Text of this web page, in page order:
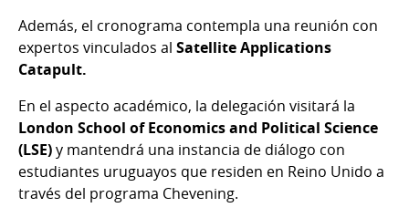
Además, el cronograma contempla una reunión con
expertos vinculados al Satellite Applications
Catapult.
En el aspecto académico, la delegación visitará la
London School of Economics and Political Science
(LSE)y mantendrá una instancia de diálogo con
estudiantes uruguayos que residen en Reino Unido a
través del programa Chevening.